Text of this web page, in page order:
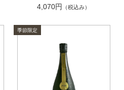
4,070円
（税込み）